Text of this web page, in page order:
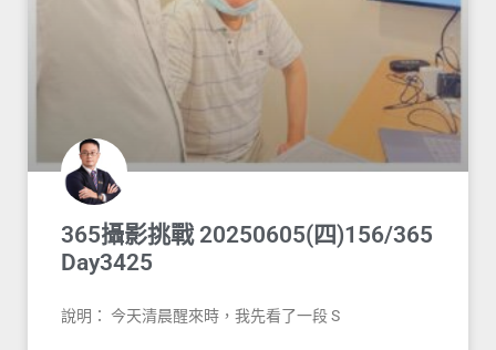
365攝影挑戰 20250605(四)156/365
Day3425
說明： 今天清晨醒來時，我先看了一段 S